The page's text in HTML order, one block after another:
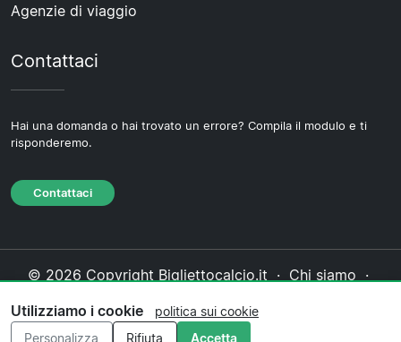
Agenzie di viaggio
Contattaci
Hai una domanda o hai trovato un errore? Compila il modulo e ti
risponderemo.
Contattaci
© 2026 Copyright Bigliettocalcio.it · Chi siamo ·
cookie·Politica editoriale
Utilizziamo i cookie
politica sui cookie
Personalizza
Rifiuta Accetta